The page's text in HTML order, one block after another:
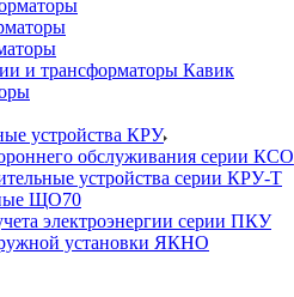
и трансформаторы Кавик
устройства КРУ
обслуживания серии КСО
устройства серии КРУ-Т
ЩО70
электроэнергии серии ПКУ
установки ЯКНО